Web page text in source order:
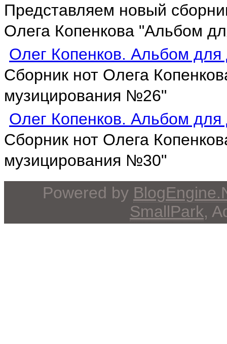
Представляем новый
Олега Копенкова "Альбом
Олег Копенков. Альбом
Сборник нот Олега
музицирования №26"
Олег Копенков. Альбом
Сборник нот Олега
музицирования №30"
Powered by
SmallPark,